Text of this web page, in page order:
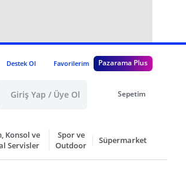
Destek Ol Favorilerim Pazarama Plus
Giriş Yap / Üye Ol Sepetim
Konsol ve
Servisler
Spor ve
Outdoor
Süpermarket